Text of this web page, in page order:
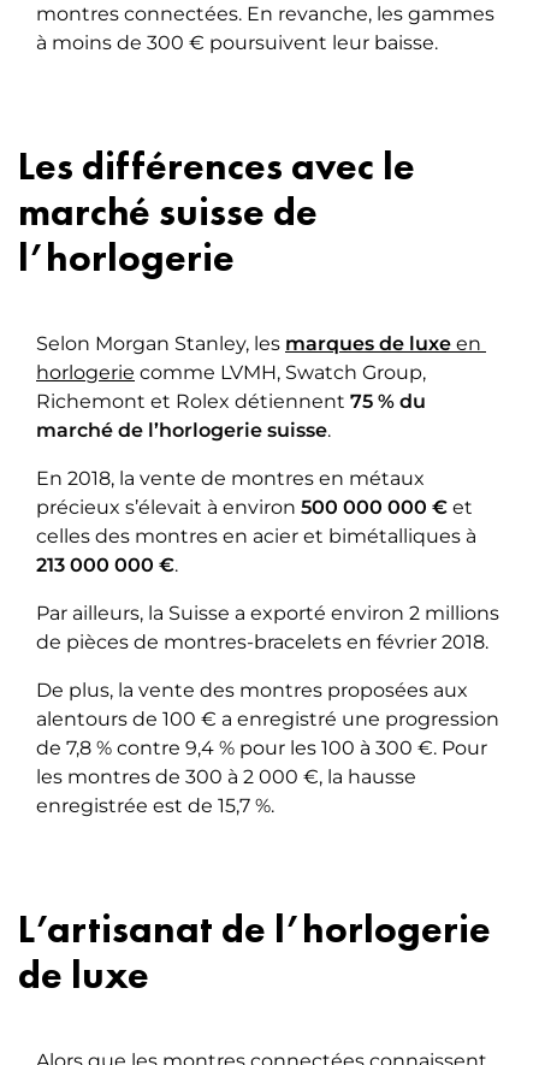
montres connectées. En revanche, les gammes
à moins de 300 € poursuivent leur baisse.
Les différences avec le
marché suisse de
l’horlogerie
Selon Morgan Stanley, les marques de luxe en
horlogerie comme LVMH, Swatch Group,
Richemont et Rolex détiennent 75 % du
marché de l’horlogerie suisse.
En 2018, la vente de montres en métaux
précieux s’élevait à environ 500 000 000 € et
celles des montres en acier et bimétalliques à
213 000 000 €.
Par ailleurs, la Suisse a exporté environ 2 millions
de pièces de montres-bracelets en février 2018.
De plus, la vente des montres proposées aux
alentours de 100 € a enregistré une progression
de 7,8 % contre 9,4 % pour les 100 à 300 €. Pour
les montres de 300 à 2 000 €, la hausse
enregistrée est de 15,7 %.
L’artisanat de l’horlogerie
de luxe
Alors que les montres connectées connaissent